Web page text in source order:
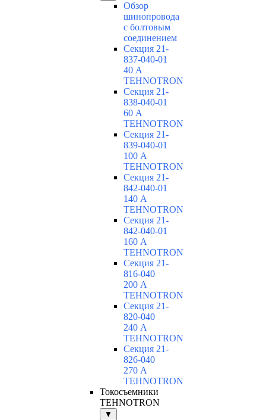
Обзор
шинопровода
с болтовым
соединением
Секция 21-
837-040-01
40 А
TEHNOTRON
Секция 21-
838-040-01
60 А
TEHNOTRON
Секция 21-
839-040-01
100 А
TEHNOTRON
Секция 21-
842-040-01
140 А
TEHNOTRON
Секция 21-
842-040-01
160 А
TEHNOTRON
Секция 21-
816-040
200 А
TEHNOTRON
Секция 21-
820-040
240 А
TEHNOTRON
Секция 21-
826-040
270 А
TEHNOTRON
Токосъемники
TEHNOTRON
▼